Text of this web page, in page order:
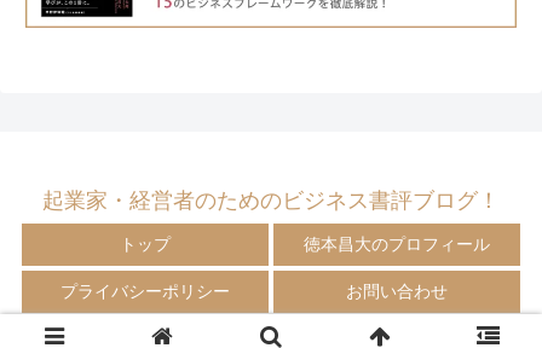
起業家・経営者のためのビジネス書評ブログ！
トップ 徳本昌大のプロフィール
プライバシーポリシー お問い合わせ
© 2009-2024 徳本昌大の書評ブログ！